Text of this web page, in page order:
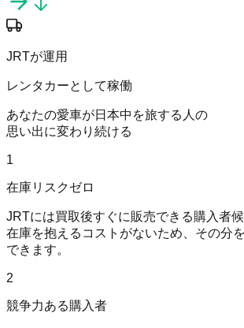
JRTが運用
レンタカーとして稼働
あなたの愛車が日本中を旅する人の
思い出に変わり続ける
1
在庫リスクゼロ
JRTには買取後すぐに販売できる購入者候
在庫を抱えるコストがないため、その分
できます。
2
競争力ある購入者